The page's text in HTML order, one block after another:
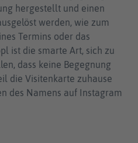
hergestellt und einen
werden, wie zum
Termins oder das
ist die smarte Art, sich zu
dass keine Begegnung
die Visitenkarte zuhause
des Namens auf Instagram